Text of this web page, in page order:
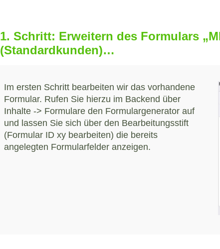
1. Schritt: Erweitern des Formulars
(Standardkunden)…
Im ersten Schritt bearbeiten wir das vorhandene
Formular. Rufen Sie hierzu im Backend über
Inhalte -> Formulare den Formulargenerator auf
und lassen Sie sich über den Bearbeitungsstift
(Formular ID xy bearbeiten) die bereits
angelegten Formularfelder anzeigen.